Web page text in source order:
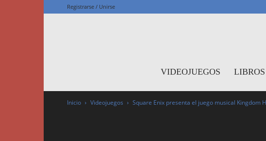
Registrarse / Unirse
VIDEOJUEGOS LIBROS
Inicio Videojuegos Square Enix presenta el juego musical Kingdom